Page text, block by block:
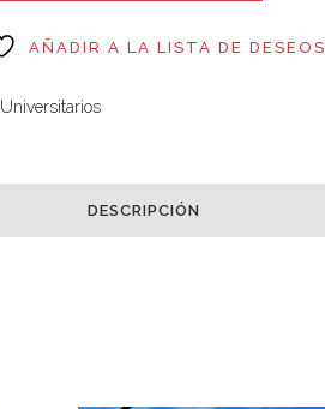
AÑADIR A LA LISTA DE DESEOS
Universitarios
DESCRIPCIÓN